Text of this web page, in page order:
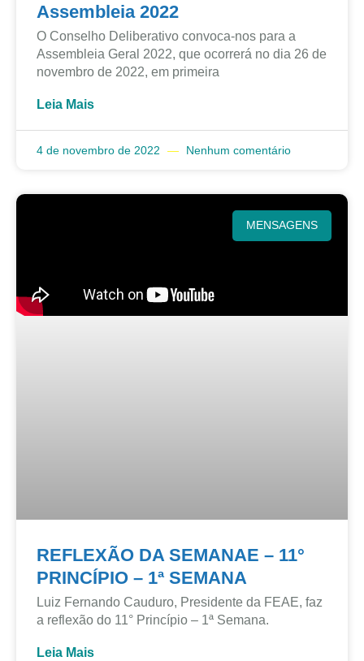
Assembleia 2022
O Conselho Deliberativo convoca-nos para a
Assembleia Geral 2022, que ocorrerá no dia 26 de
novembro de 2022, em primeira
Leia Mais
4 de novembro de 2022 Nenhum comentário
MENSAGENS
REFLEXÃO DA SEMANAE – 11°
PRINCÍPIO – 1ª SEMANA
Luiz Fernando Cauduro, Presidente da FEAE, faz
a reflexão do 11° Princípio – 1ª Semana.
Leia Mais